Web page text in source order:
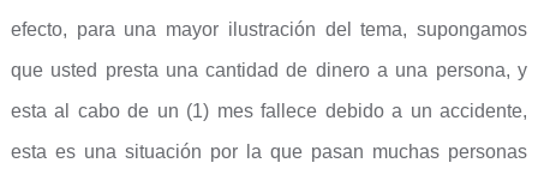
efecto, para una mayor ilustración del tema, supongamos
que usted presta una cantidad de dinero a una persona, y
esta al cabo de un (1) mes fallece debido a un accidente,
esta es una situación por la que pasan muchas personas